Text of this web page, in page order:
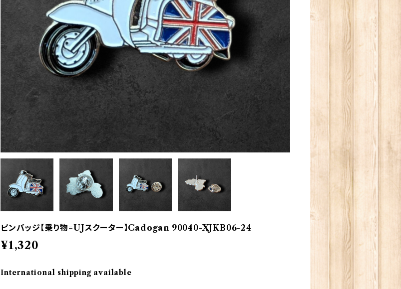
ピンバッジ【乗り物=UJスクーター】Cadogan 90040-XJKB06-24
¥1,320
International shipping available